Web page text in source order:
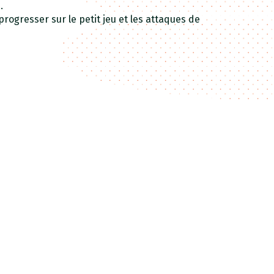
sur le petit jeu et les attaques de